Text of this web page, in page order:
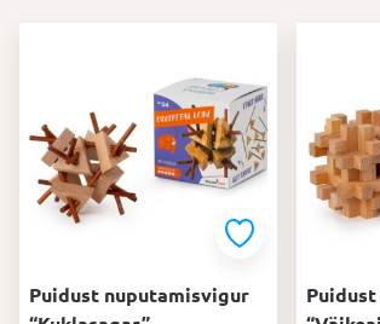
Puidust nuputamisvigur